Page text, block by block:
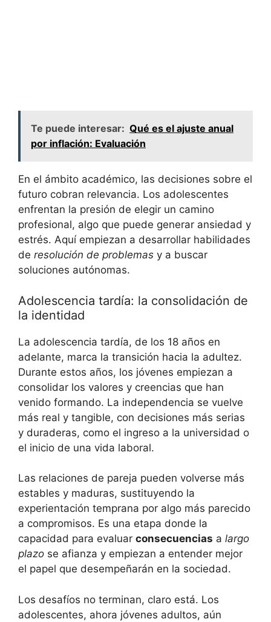
Te puede interesar: Qué es el ajuste anual
por inflación: Evaluación
En el ámbito académico, las decisiones sobre el
futuro cobran relevancia. Los adolescentes
enfrentan la presión de elegir un camino
profesional, algo que puede generar ansiedad y
estrés. Aquí empiezan a desarrollar habilidades
de resolución de problemas y a buscar
soluciones autónomas.
Adolescencia tardía: la consolidación de
la identidad
La adolescencia tardía, de los 18 años en
adelante, marca la transición hacia la adultez.
Durante estos años, los jóvenes empiezan a
consolidar los valores y creencias que han
venido formando. La independencia se vuelve
más real y tangible, con decisiones más serias
y duraderas, como el ingreso a la universidad o
el inicio de una vida laboral.
Las relaciones de pareja pueden volverse más
estables y maduras, sustituyendo la
experientación temprana por algo más parecido
a compromisos. Es una etapa donde la
capacidad para evaluar consecuencias a largo
plazo se afianza y empiezan a entender mejor
el papel que desempeñarán en la sociedad.
Los desafíos no terminan, claro está. Los
adolescentes, ahora jóvenes adultos, aún